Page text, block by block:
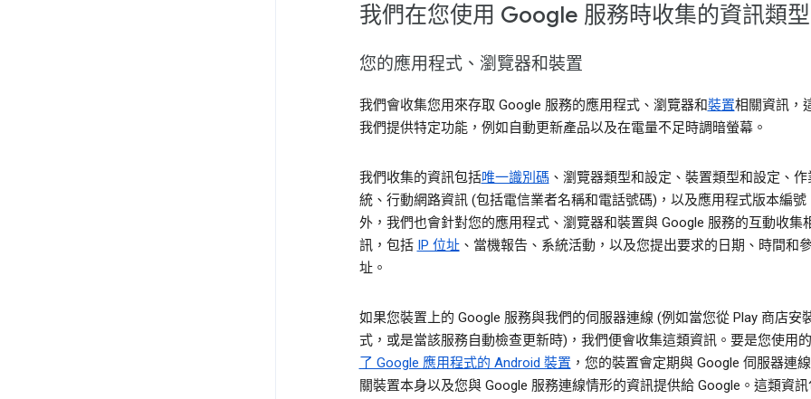
我們在您使用 Google 服務時收集的資訊類型
您的應用程式、瀏覽器和裝置
我們會收集您用來存取 Google 服務的應用程式、瀏覽器和裝置相關資訊，
我們提供特定功能，例如自動更新產品以及在電量不足時調暗螢幕。
我們收集的資訊包括唯一識別碼、瀏覽器類型和設定、裝置類型和設定、作
統、行動網路資訊 (包括電信業者名稱和電話號碼)，以及應用程式版本編號
外，我們也會針對您的應用程式、瀏覽器和裝置與 Google 服務的互動收集
訊，包括 IP 位址、當機報告、系統活動，以及您提出要求的日期、時間和
址。
如果您裝置上的 Google 服務與我們的伺服器連線 (例如當您從 Play 商店安
式，或是當該服務自動檢查更新時)，我們便會收集這類資訊。要是您使用
了 Google 應用程式的 Android 裝置 ，您的裝置會定期與 Google 伺服器連
關裝置本身以及您與 Google 服務連線情形的資訊提供給 Google。這類資